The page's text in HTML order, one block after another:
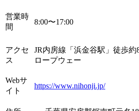
営業時
間
8:00〜17:00
アクセ
ス
JR内房線「浜金谷駅」徒歩約
ロープウェー
Webサ
イト
https://www.nihonji.jp/